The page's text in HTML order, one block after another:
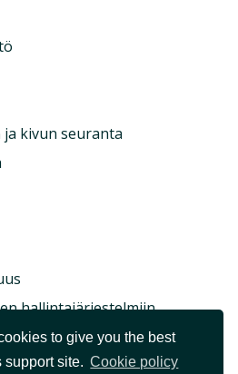
to give you the best
support site. Cookie policy
kivun seuranta
hallintajärjestelmiin